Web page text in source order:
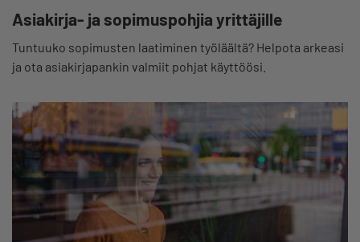
Asiakirja- ja sopimuspohjia yrittäjille
Tuntuuko sopimusten laatiminen työläältä? Helpota arkeasi
ja ota asiakirjapankin valmiit pohjat käyttöösi.